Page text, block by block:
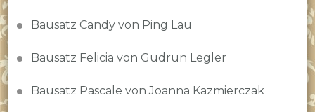
Bausatz Candy von Ping Lau
Bausatz Felicia von Gudrun Legler
Bausatz Pascale von Joanna Kazmierczak